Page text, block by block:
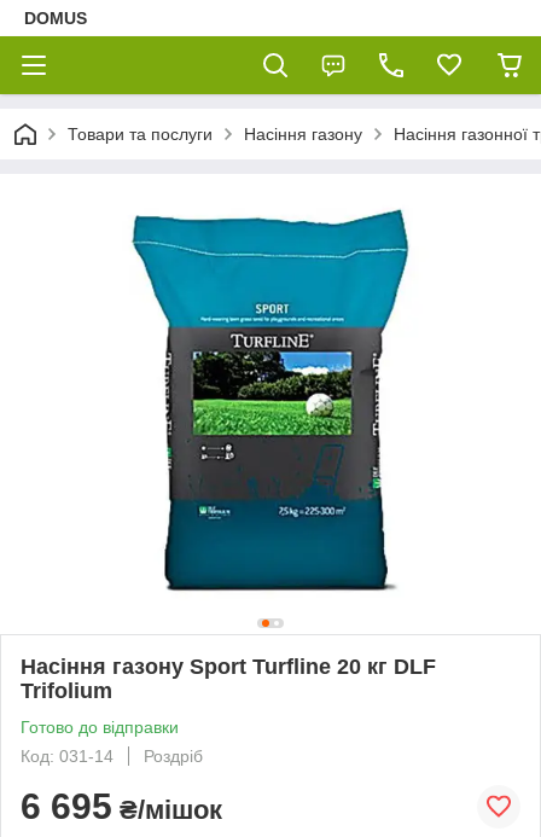
DOMUS
Товари та послуги Насіння газону Насіння
Насіння газону Sport Turfline 20 кг DLF
Trifolium
Готово до відправки
Код: 031-14
Роздріб
6 695 ₴/мішок